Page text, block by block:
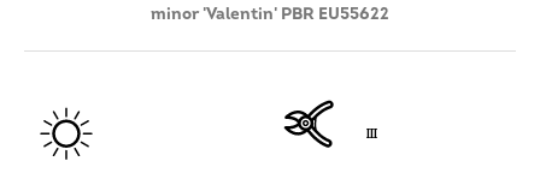
minor 'Valentin' PBR EU55622
III